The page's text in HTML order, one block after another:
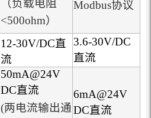
（负载电阻
<500ohm）
Modbus协议
12-30V/DC直
流
3.6-30V/DC
直流
50mA@24V
DC直流
(两电流输出通
6mA@24V
DC直流